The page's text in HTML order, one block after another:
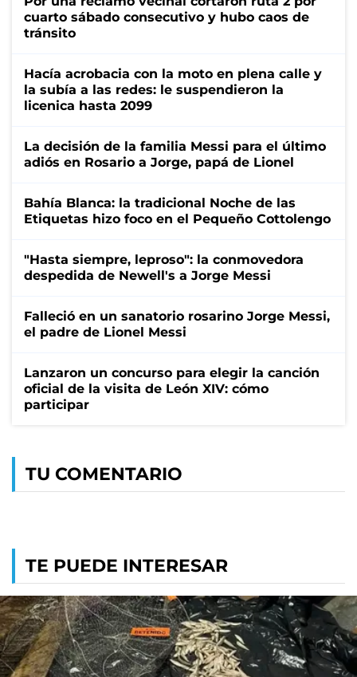
cuarto sábado consecutivo y hubo caos de
tránsito
Hacía acrobacia con la moto en plena calle y
la subía a las redes: le suspendieron la
licenica hasta 2099
La decisión de la familia Messi para el último
adiós en Rosario a Jorge, papá de Lionel
Bahía Blanca: la tradicional Noche de las
Etiquetas hizo foco en el Pequeño Cottolengo
"Hasta siempre, leproso": la conmovedora
despedida de Newell's a Jorge Messi
Falleció en un sanatorio rosarino Jorge Messi,
el padre de Lionel Messi
Lanzaron un concurso para elegir la canción
oficial de la visita de León XIV: cómo
participar
TU COMENTARIO
TE PUEDE INTERESAR